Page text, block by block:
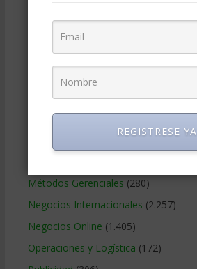
Estrategia Empresarial
Finanzas Corporativas(748)
Gerencia social y ambiental
Gobierno Corporativo(11)
(125)
Métodos Gerenciales (280)
Negocios Internacionales (2.257)
Negocios Online (1.405)
Operaciones y Logística (172)
REGISTRESE YA